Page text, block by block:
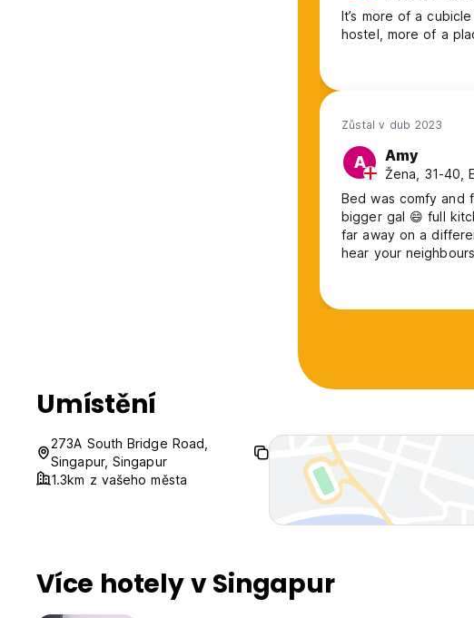
It’s more of a
hostel, more of a
Zůstal v dub 2023
A Amy
Žena, 31-40,
Bed was comfy and
bigger gal 😄 full
far away on a
hear your
quiet at night. No
Umístění
273A South Bridge Road,
Singapur, Singapur
1.3km z vašeho města
Více hotely v Singapur